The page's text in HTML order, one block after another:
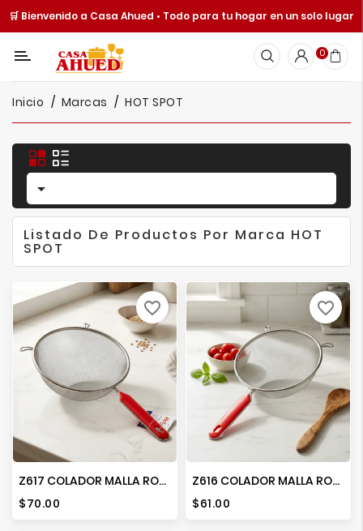
🛒 Bienvenido a Casa Ahued • Todo para tu hogar en un solo lugar
Categoría
Cocina
Y
Mesa
Hogar
Cuisine
Spot
Juguetería
Ofertas
Catálogos
0
Inicio Marcas HOT SPOT

Listado De Productos Por Marca HOT
SPOT
Z617 COLADOR MALLA ROJO 20CMS
Precio
$70.00
favorite_border
Z616 COLADOR MALLA ROJO 18 CMS
Precio
$61.00
favorite_border